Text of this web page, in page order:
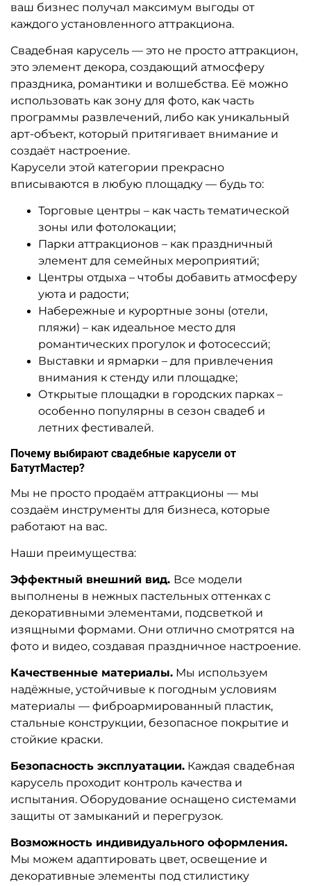
ваш бизнес получал максимум выгоды от
каждого установленного аттракциона.
Свадебная карусель — это не просто аттракцион,
это элемент декора, создающий атмосферу
праздника, романтики и волшебства. Её можно
использовать как зону для фото, как часть
программы развлечений, либо как уникальный
арт-объект, который притягивает внимание и
создаёт настроение.
Карусели этой категории прекрасно
вписываются в любую площадку — будь то:
Торговые центры – как часть тематической
зоны или фотолокации;
Парки аттракционов – как праздничный
элемент для семейных мероприятий;
Центры отдыха – чтобы добавить атмосферу
уюта и радости;
Набережные и курортные зоны (отели,
пляжи) – как идеальное место для
романтических прогулок и фотосессий;
Выставки и ярмарки – для привлечения
внимания к стенду или площадке;
Открытые площадки в городских парках –
особенно популярны в сезон свадеб и
летних фестивалей.
Почему выбирают свадебные карусели от
БатутМастер?
Мы не просто продаём аттракционы — мы
создаём инструменты для бизнеса, которые
работают на вас.
Наши преимущества:
Эффектный внешний вид. Все модели
выполнены в нежных пастельных оттенках с
декоративными элементами, подсветкой и
изящными формами. Они отлично смотрятся на
фото и видео, создавая праздничное настроение.
Качественные материалы. Мы используем
надёжные, устойчивые к погодным условиям
материалы — фиброармированный пластик,
стальные конструкции, безопасное покрытие и
стойкие краски.
Безопасность эксплуатации. Каждая свадебная
карусель проходит контроль качества и
испытания. Оборудование оснащено системами
защиты от замыканий и перегрузок.
Возможность индивидуального оформления.
Мы можем адаптировать цвет, освещение и
декоративные элементы под стилистику